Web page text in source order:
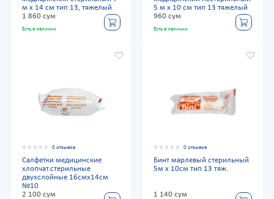
м х 14 см тип 13, тяжелый
1 860 сум
Есть в наличии
5 м х 10 см тип 13 тяжелый
960 сум
Есть в наличии
0 отзывов
Салфетки медицинские
хлопчат.стерильные
двухслойные 16смх14см
№10
2 100 сум
0 отзывов
Бинт марлевый стерильный
5м х 10см тип 13 тяж.
1 140 сум